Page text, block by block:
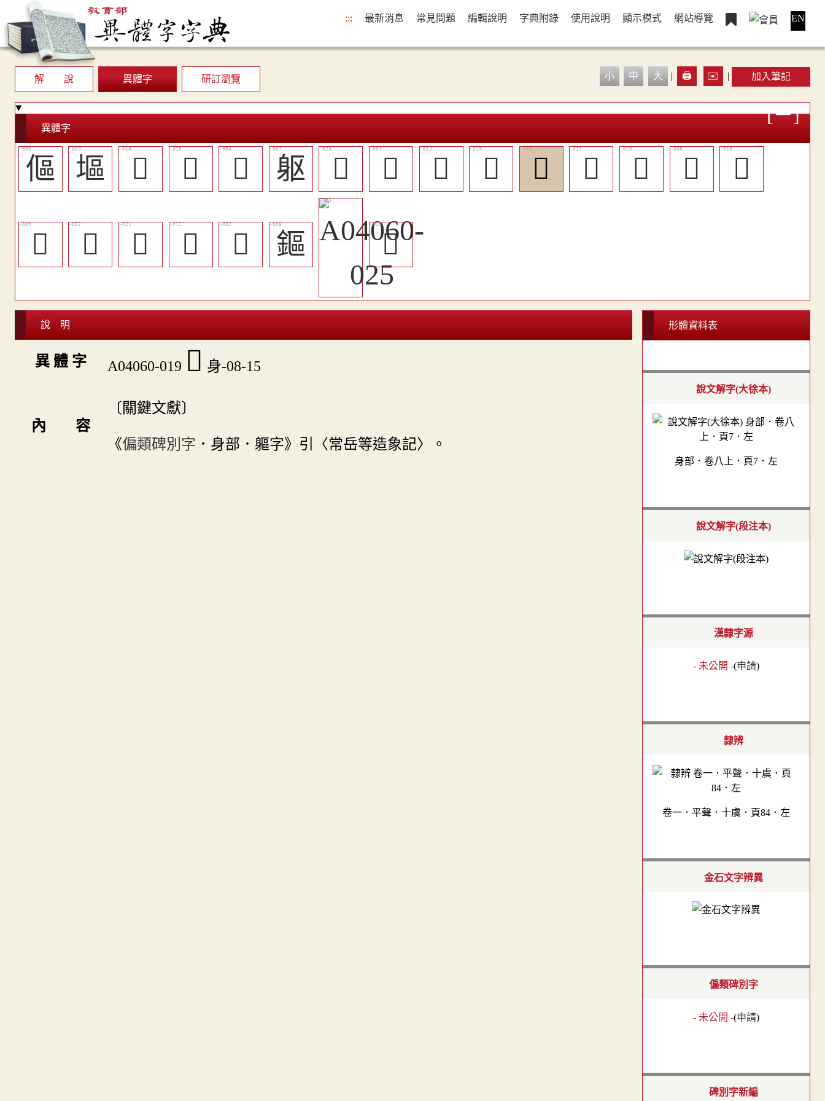
::: 最新消息 常見問題 編輯說明 字典附錄 使用說明 顯示模式 網站導覽 EN
解 說 異體字 研訂瀏覽 小 中 大 | 🖨️ ✉️ | 加入筆記
異體字
傴 塸 󵶒 󵶓 󵶋 躯 󵶚 𨈬 󵶑 󵶎 󵶖 󵶔 󵶗 󵶌 󵶕
󵶍 󵶐 󵶘 󵶏 𨊘 鏂 󵶙
說 明
異 體 字 A04060-019 󵶖 身-08-15
內 容
〔關鍵文獻〕
《偏類碑別字 ．身部．軀字》引〈常岳等造象記〉。
形體資料表
說文解字(大徐本)
身部．卷八上．頁7．左
說文解字(段注本)
漢隸字源
- 未公開 -(申請)
隸辨
卷一．平聲．十虞．頁84．左
金石文字辨異
偏類碑別字
- 未公開 -(申請)
碑別字新編